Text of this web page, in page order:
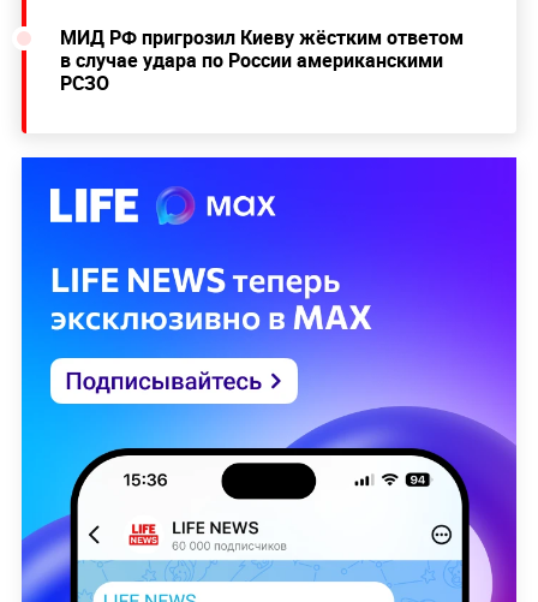
МИД РФ пригрозил Киеву жёстким ответом
в случае удара по России американскими
РСЗО